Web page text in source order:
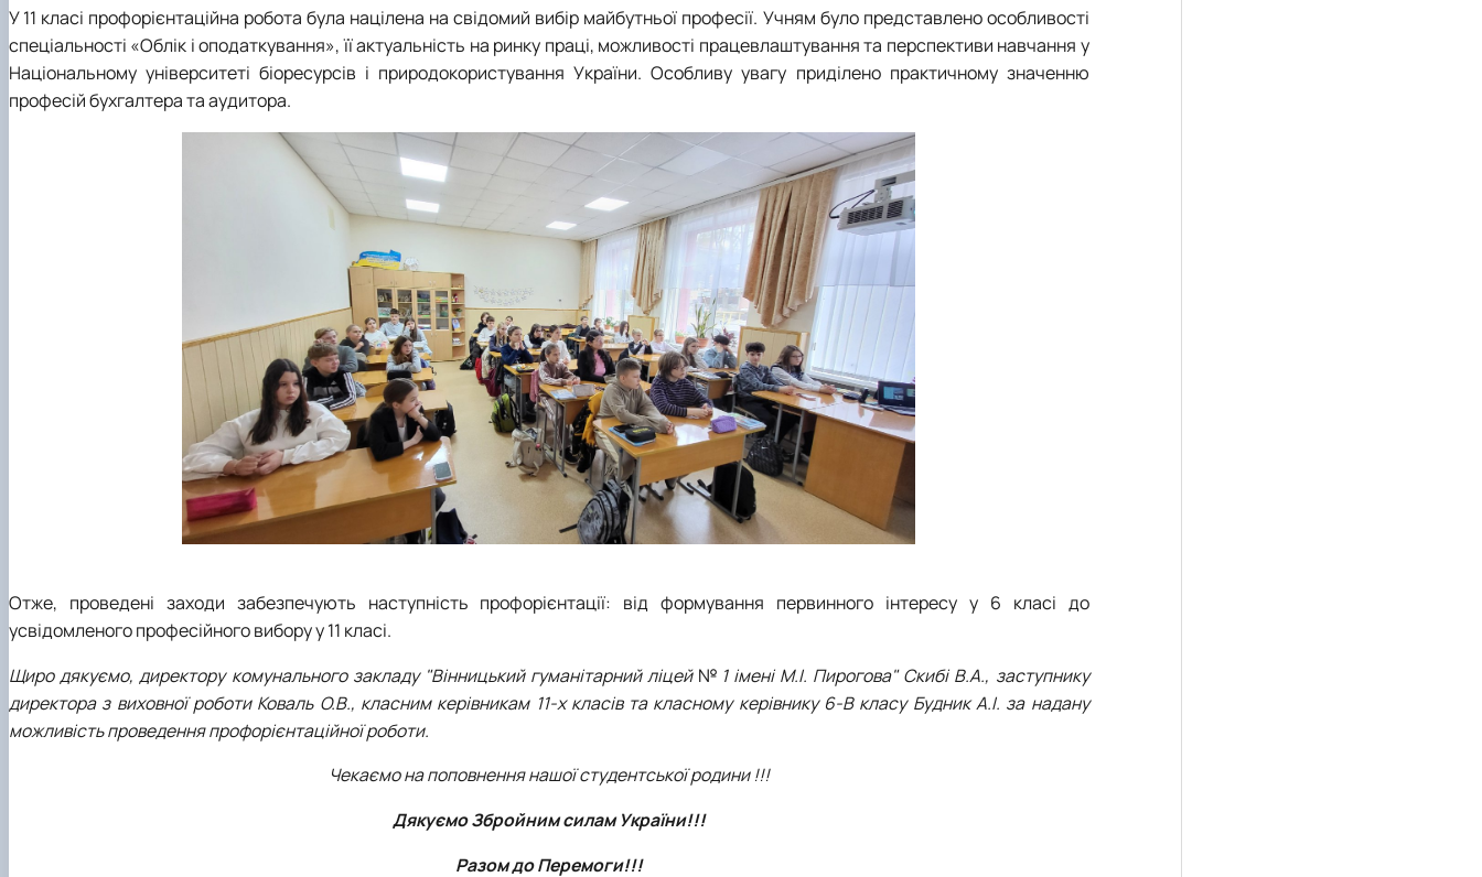
У 11 класі профорієнтаційна робота була націлена на свідомий вибір майбутньої професії. Учням було представлено особливості
спеціальності «Облік і оподаткування», її актуальність на ринку праці, можливості працевлаштування та перспективи навчання у
Національному університеті біоресурсів і природокористування України. Особливу увагу приділено практичному значенню
професій бухгалтера та аудитора.
Отже, проведені заходи забезпечують наступність профорієнтації: від формування первинного інтересу у 6 класі до
усвідомленого професійного вибору у 11 класі.
Щиро дякуємо, директору комунального закладу "Вінницький гуманітарний ліцей № 1 імені М.І. Пирогова" Скибі В.А., заступнику
директора з виховної роботи Коваль О.В., класним керівникам 11-х класів та класному керівнику 6-В класу Будник А.І. за надану
можливість проведення профорієнтаційної роботи.
Чекаємо на поповнення нашої студентської родини !!!
Дякуємо Збройним силам України!!!
Разом до Перемоги!!!